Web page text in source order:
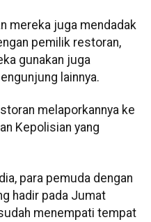
mereka juga mendadak
pemilik restoran,
gunakan juga
lainnya.
melaporkannya ke
Kepolisian yang
para pemuda dengan
hadir pada Jumat
menempati tempat